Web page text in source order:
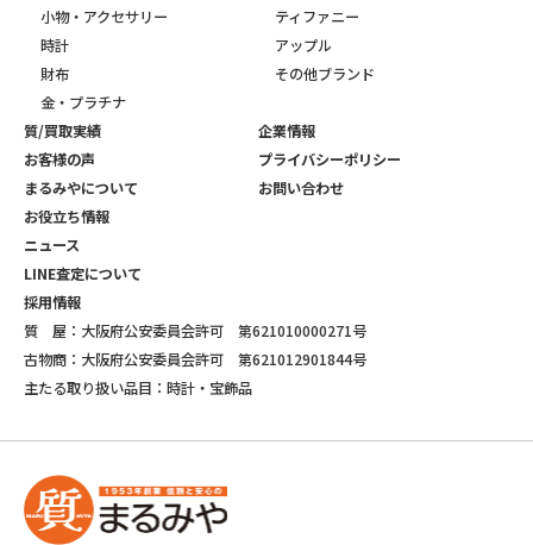
小物・アクセサリー
時計
財布
金・プラチナ
ティファニー
アップル
その他ブランド
質/買取実績
お客様の声
まるみやについて
お役立ち情報
ニュース
LINE査定について
採用情報
企業情報
プライバシーポリシー
お問い合わせ
質 屋：大阪府公安委員会許可 第621010000271号
古物商：大阪府公安委員会許可 第621012901844号
主たる取り扱い品目：時計・宝飾品